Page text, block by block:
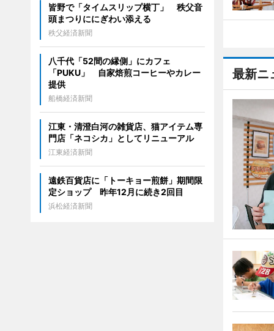
最新ニ
皆野で「タイムスリップ横丁」 秩父音
頭まつりににぎわい添える
秩父経済新聞
八千代「52間の縁側」にカフェ
「PUKU」 自家焙煎コーヒーやカレー
提供
船橋経済新聞
江東・清澄白河の雑貨店、猫アイテム専
門店「ネコシカ」としてリニューアル
江東経済新聞
遠鉄百貨店に「トーキョー煎餅」期間限
定ショップ 昨年12月に続き2回目
浜松経済新聞